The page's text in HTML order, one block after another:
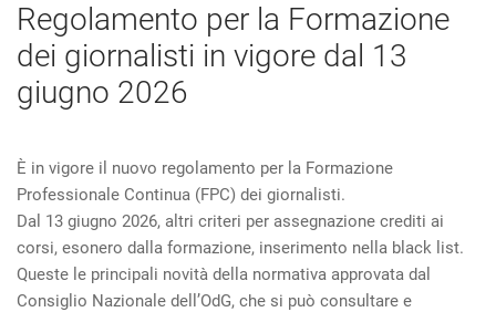
Regolamento per la Formazione
dei giornalisti in vigore dal 13
giugno 2026
È in vigore il nuovo regolamento per la Formazione
Professionale Continua (FPC) dei giornalisti.
Dal 13 giugno 2026, altri criteri per assegnazione crediti ai
corsi, esonero dalla formazione, inserimento nella black list.
Queste le principali novità della normativa approvata dal
Consiglio Nazionale dell’OdG, che si può consultare e